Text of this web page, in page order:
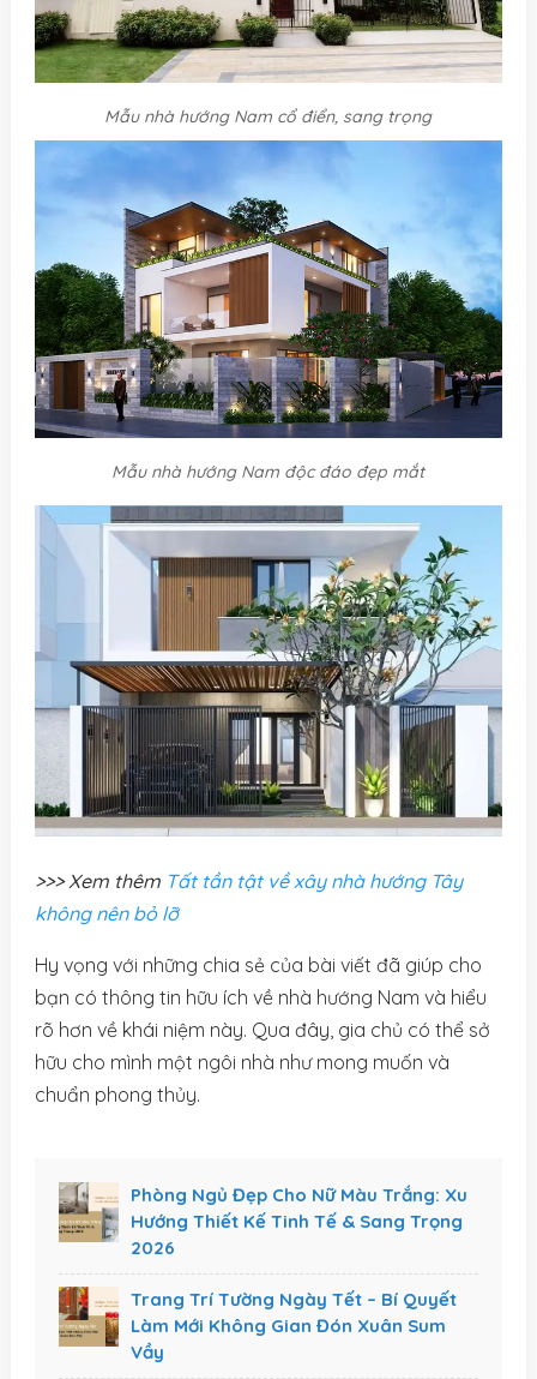
Mẫu nhà hướng Nam cổ điển, sang trọng
Mẫu nhà hướng Nam độc đáo đẹp mắt
>>> Xem thêm Tất tần tật về xây nhà hướng Tây
không nên bỏ lỡ
Hy vọng với những chia sẻ của bài viết đã giúp cho
bạn có thông tin hữu ích về nhà hướng Nam và hiểu
rõ hơn về khái niệm này. Qua đây, gia chủ có thể sở
hữu cho mình một ngôi nhà như mong muốn và
chuẩn phong thủy.
Phòng Ngủ Đẹp Cho Nữ Màu Trắng: Xu
Hướng Thiết Kế Tinh Tế & Sang Trọng
2026
Trang Trí Tường Ngày Tết – Bí Quyết
Làm Mới Không Gian Đón Xuân Sum
Vầy